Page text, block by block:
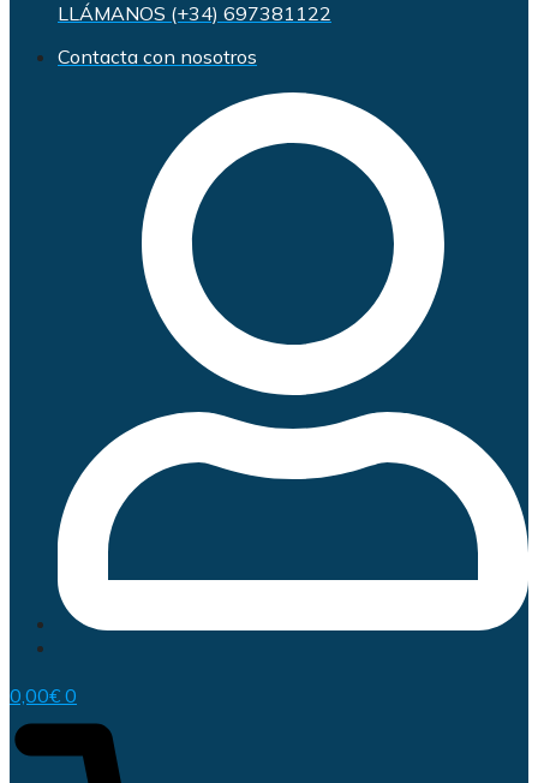
LLÁMANOS (+34) 697381122
Contacta con nosotros
0,00€ 0